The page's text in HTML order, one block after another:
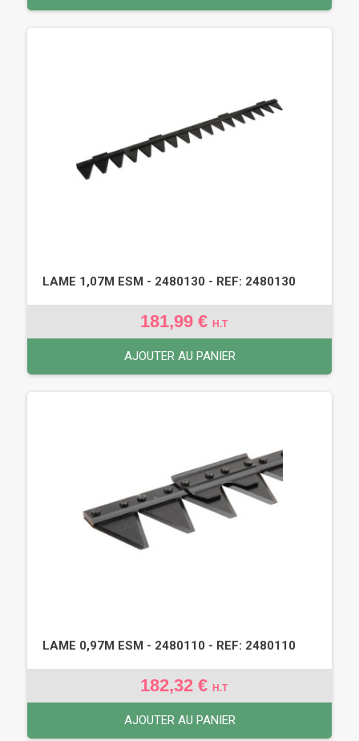
LAME 1,07M ESM - 2480130 - REF: 2480130
181,99 € H.T
AJOUTER AU PANIER
LAME 0,97M ESM - 2480110 - REF: 2480110
182,32 € H.T
AJOUTER AU PANIER